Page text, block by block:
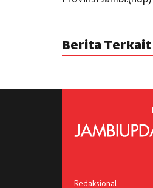
Berita Terkait
Redaksional